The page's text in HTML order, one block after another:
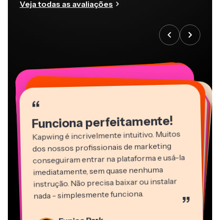
Veja todas as avaliações
“
Funciona perfeitamente!
Kapwing é incrivelmente intuitivo. Muitos
dos nossos profissionais de marketing
conseguiram entrar na plataforma e usá-la
imediatamente, sem quase nenhuma
instrução. Não precisa baixar ou instalar
nada - simplesmente funciona. ”
“
“
“
“
Martin James
“
“
“